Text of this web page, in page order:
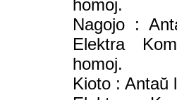
homoj.
Nagojo :
Elektra
homoj.
Kioto : Antaŭ